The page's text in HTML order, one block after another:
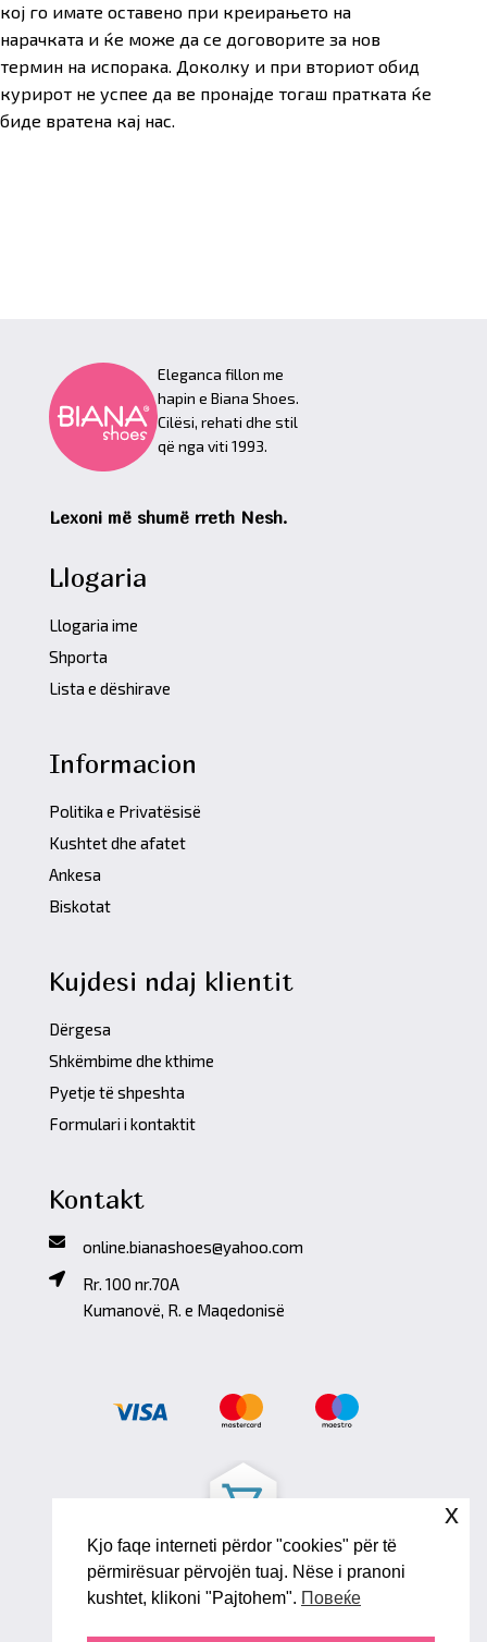
кој го имате оставено при креирањето на
нарачката и ќе може да се договорите за нов
термин на испорака. Доколку и при вториот обид
курирот не успее да ве пронајде тогаш пратката ќе
биде вратена кај нас.
Eleganca fillon me
hapin e Biana Shoes.
Cilësi, rehati dhe stil
që nga viti 1993.
Lexoni më shumë rreth Nesh.
Llogaria
Llogaria ime
Shporta
Lista e dëshirave
Informacion
Politika e Privatësisë
Kushtet dhe afatet
Ankesa
Biskotat
Kujdesi ndaj klientit
Dërgesa
Shkëmbime dhe kthime
Pyetje të shpeshta
Formulari i kontaktit
Kontakt
online.bianashoes@yahoo.com
Rr. 100 nr.70A
Kumanovë, R. e Maqedonisë
Kjo faqe interneti përdor "cookies" për të
përmirësuar përvojën tuaj. Nëse i pranoni
kushtet, klikoni "Pajtohem". Повеќе
x